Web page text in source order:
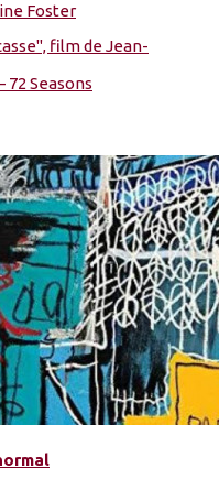
Foster
film de Jean-
72 Seasons